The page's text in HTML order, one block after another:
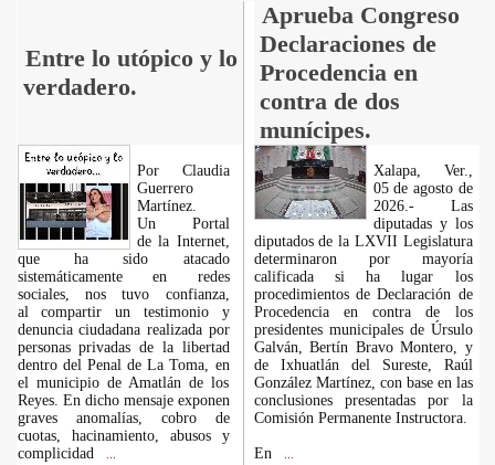
Entre lo utópico y lo
verdadero.
Aprueba Congreso
Declaraciones de
Procedencia en
contra de dos
munícipes.
Por Claudia
Guerrero
Martínez.
​Un Portal
de la Internet,
que ha sido atacado
sistemáticamente en redes
sociales, nos tuvo confianza,
al compartir un testimonio y
denuncia ciudadana realizada por
personas privadas de la libertad
dentro del Penal de La Toma, en
el municipio de Amatlán de los
Reyes. En dicho mensaje exponen
graves anomalías, cobro de
cuotas, hacinamiento, abusos y
complicidad
Xalapa, Ver.,
05 de agosto de
2026.- Las
diputadas y los
diputados de la LXVII Legislatura
determinaron por mayoría
calificada si ha lugar los
procedimientos de Declaración de
Procedencia en contra de los
presidentes municipales de Úrsulo
Galván, Bertín Bravo Montero, y
de Ixhuatlán del Sureste, Raúl
González Martínez, con base en las
conclusiones presentadas por la
Comisión Permanente Instructora.
En